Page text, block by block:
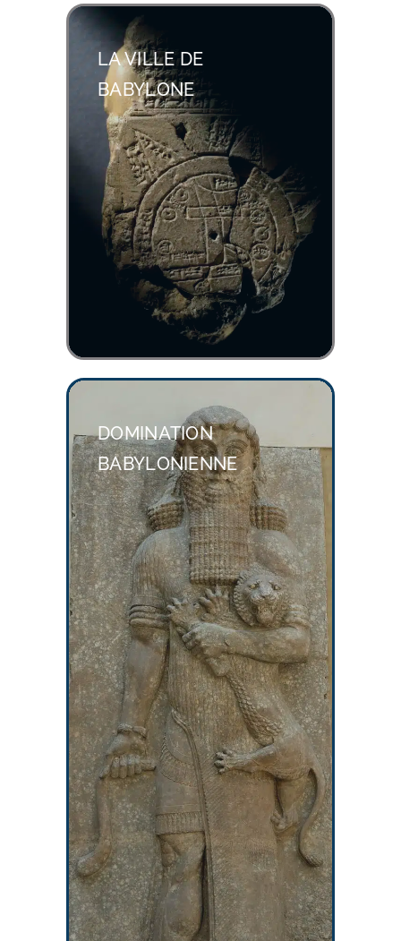
LA VILLE DE
BABYLONE
DOMINATION
BABYLONIENNE